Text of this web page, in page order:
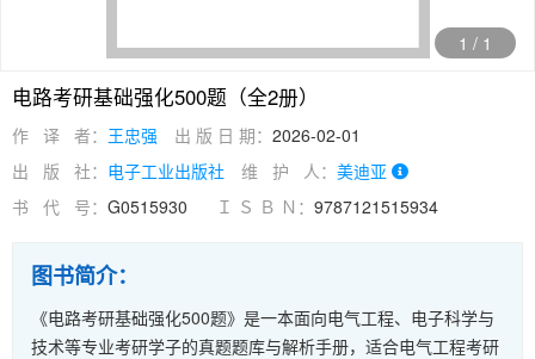
1 / 1
电路考研基础强化500题（全2册）
作 译 者： 王忠强 出 版 日 期： 2026-02-01
出 版 社： 电子工业出版社 维 护 人： 美迪亚
书 代 号： G0515930 Ｉ Ｓ Ｂ Ｎ： 9787121515934
图书简介：
《电路考研基础强化500题》是一本面向电气工程、电子科学与
技术等专业考研学子的真题题库与解析手册，适合电气工程考研